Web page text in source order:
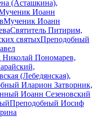
(Асташкина),
Иоанн
Мученик Иоанн
Святитель Питирим,
святыхПреподобный
Пономарев,
(Лебедянская),
Иларион Затворник,
Иоанн Сезеновский
Преподобный Иосиф